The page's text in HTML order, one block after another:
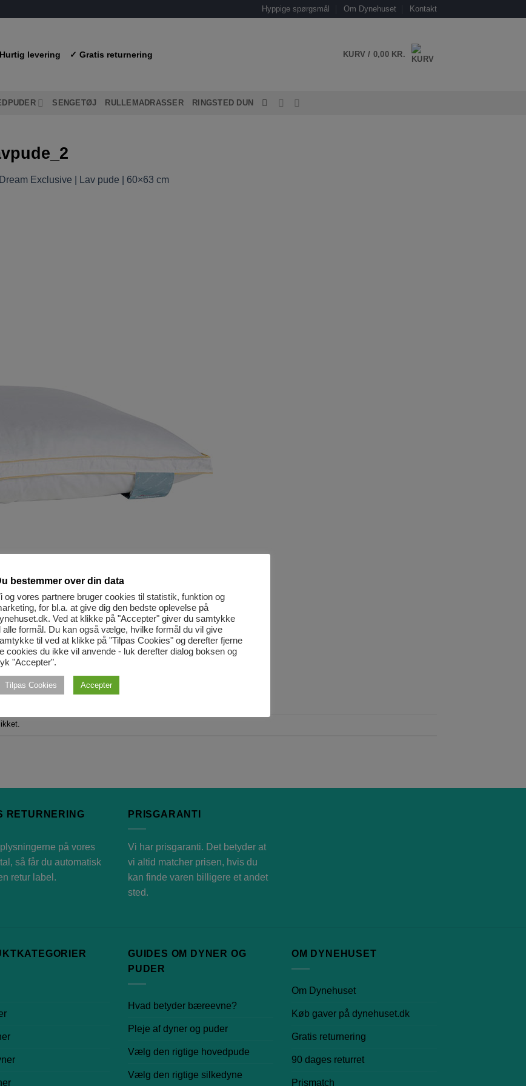
Hyppige spørgsmål Om Dynehuset Kontakt
levering ✓ Gratis returnering KURV / 0,00 KR.
SENGETØJ RULLEMADRASSER RINGSTED DUN
Exclusive | Lav pude | 60×63 cm
RETURNERING
på vores
, så får du automatisk
retur label.
PRISGARANTI
Vi har prisgaranti. Det betyder at
vi altid matcher prisen, hvis du
kan finde varen billigere et andet
sted.
GUIDES OM DYNER OG
PUDER
Hvad betyder bæreevne?
Pleje af dyner og puder
Vælg den rigtige hovedpude
Vælg den rigtige silkedyne
OM DYNEHUSET
Om Dynehuset
Køb gaver på dynehuset.dk
Gratis returnering
90 dages returret
Prismatch
bestemmer over din data
og vores partnere bruger cookies til statistik, funktion og
for bl.a. at give dig den bedste oplevelse på
Ved at klikke på "Accepter" giver du samtykke
alle formål. Du kan også vælge, hvilke formål du vil give
til ved at klikke på "Tilpas Cookies" og derefter fjerne
cookies du ikke vil anvende - luk derefter dialog boksen og
"Accepter".
Tilpas Cookies Accepter